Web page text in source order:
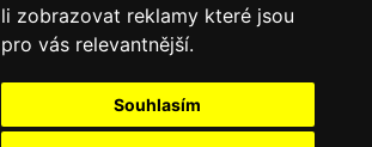
li zobrazovat reklamy které jsou
pro vás relevantnější.
Souhlasím
v spolupráci s
© 2022 | Všechna práva
vyhrazena